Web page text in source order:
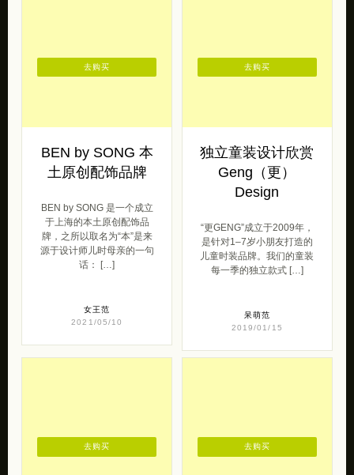
BEN by SONG 本
土原创配饰品牌
BEN by SONG 是一个成立
于上海的本土原创配饰品
牌，之所以取名为“本”是来
源于设计师儿时母亲的一句
话： […]
女王范
2021/05/10
去购买
独立童装设计欣赏
Geng（更）
Design
“更GENG”成立于2009年，
是针对1–7岁小朋友打造的
儿童时装品牌。我们的童装
每一季的独立款式 […]
呆萌范
2019/01/15
去购买
去购买 去购买